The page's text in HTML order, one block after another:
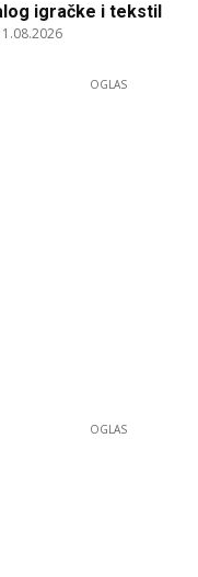
igračke i tekstil
OGLAS
OGLAS